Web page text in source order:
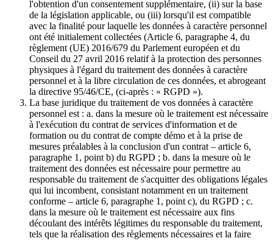
l'obtention d'un consentement supplémentaire, (ii) sur la base
de la législation applicable, ou (iii) lorsqu'il est compatible
avec la finalité pour laquelle les données à caractère personnel
ont été initialement collectées (Article 6, paragraphe 4, du
règlement (UE) 2016/679 du Parlement européen et du
Conseil du 27 avril 2016 relatif à la protection des personnes
physiques à l'égard du traitement des données à caractère
personnel et à la libre circulation de ces données, et abrogeant
la directive 95/46/CE, (ci-après : « RGPD »).
La base juridique du traitement de vos données à caractère
personnel est : a. dans la mesure où le traitement est nécessaire
à l'exécution du contrat de services d'information et de
formation ou du contrat de compte démo et à la prise de
mesures préalables à la conclusion d'un contrat – article 6,
paragraphe 1, point b) du RGPD ; b. dans la mesure où le
traitement des données est nécessaire pour permettre au
responsable du traitement de s'acquitter des obligations légales
qui lui incombent, consistant notamment en un traitement
conforme – article 6, paragraphe 1, point c), du RGPD ; c.
dans la mesure où le traitement est nécessaire aux fins
découlant des intérêts légitimes du responsable du traitement,
tels que la réalisation des règlements nécessaires et la faire